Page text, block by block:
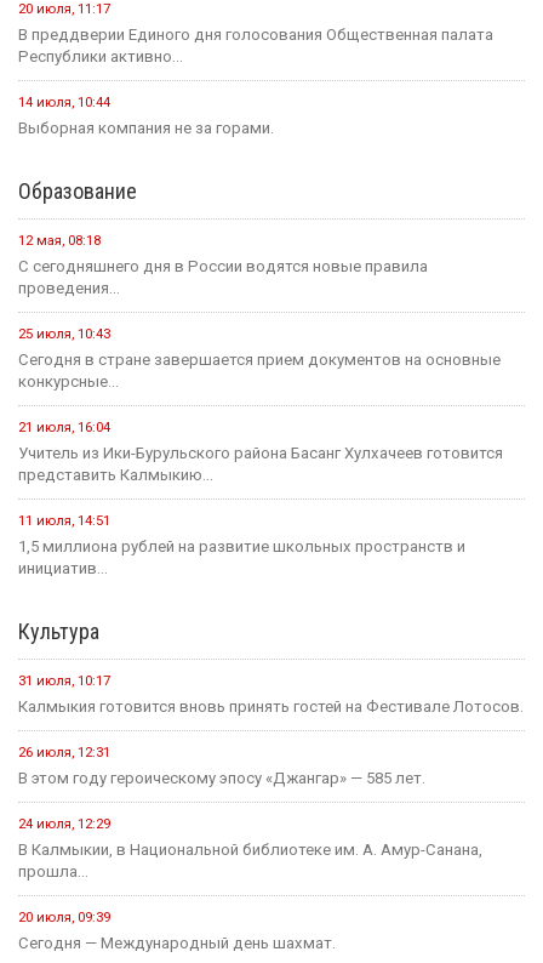
20 июля, 11:17
В преддверии Единого дня голосования Общественная палата
Республики активно...
14 июля, 10:44
Выборная компания не за горами.
Образование
12 мая, 08:18
С сегодняшнего дня в России водятся новые правила
проведения...
25 июля, 10:43
Сегодня в стране завершается прием документов на основные
конкурсные...
21 июля, 16:04
Учитель из Ики-Бурульского района Басанг Хулхачеев готовится
представить Калмыкию...
11 июля, 14:51
1,5 миллиона рублей на развитие школьных пространств и
инициатив...
Культура
31 июля, 10:17
Калмыкия готовится вновь принять гостей на Фестивале Лотосов.
26 июля, 12:31
В этом году героическому эпосу «Джангар» — 585 лет.
24 июля, 12:29
В Калмыкии, в Национальной библиотеке им. А. Амур-Санана,
прошла...
20 июля, 09:39
Сегодня — Международный день шахмат.